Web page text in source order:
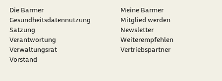
Die Barmer
Gesundheitsdatennutzung
Satzung
Verantwortung
Verwaltungsrat
Vorstand
Meine Barmer
Mitglied werden
Newsletter
externer Link:
Weiterempfehlen
Vertriebspartner